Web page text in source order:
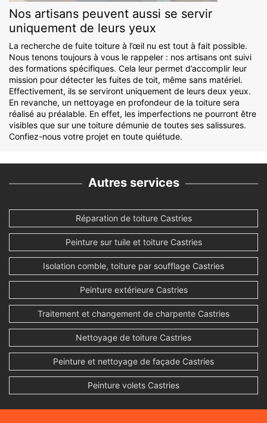
Nos artisans peuvent aussi se servir
uniquement de leurs yeux
La recherche de fuite toiture à l’œil nu est tout à fait possible.
Nous tenons toujours à vous le rappeler : nos artisans ont suivi
des formations spécifiques. Cela leur permet d’accomplir leur
mission pour détecter les fuites de toit, même sans matériel.
Effectivement, ils se serviront uniquement de leurs deux yeux.
En revanche, un nettoyage en profondeur de la toiture sera
réalisé au préalable. En effet, les imperfections ne pourront être
visibles que sur une toiture démunie de toutes ses salissures.
Confiez-nous votre projet en toute quiétude.
Autres services
Réparation de toiture Castries
Peinture sur tuile et toiture Castries
Isolation comble, toiture par soufflage Castries
Peinture extérieure Castries
Traitement et changement de charpente Castries
Nettoyage de toiture Castries
Peinture et nettoyage de façade Castries
Peinture volets Castries